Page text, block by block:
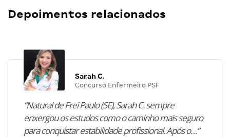
Depoimentos relacionados
Sarah C.
Concurso Enfermeiro PSF
“Natural de Frei Paulo (SE), Sarah C. sempre
enxergou os estudos como o caminho mais seguro
para conquistar estabilidade profissional. Após o…”